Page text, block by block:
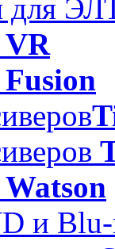
VR
Fusion
Watson
и